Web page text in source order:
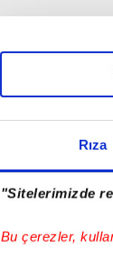
Rıza
"Sitelerimizde
Bu çerezler,